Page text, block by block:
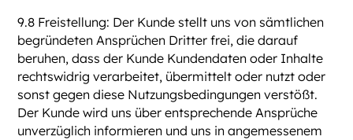
9.8 Freistellung: Der Kunde stellt uns von sämtlichen
begründeten Ansprüchen Dritter frei, die darauf
beruhen, dass der Kunde Kundendaten oder Inhalte
rechtswidrig verarbeitet, übermittelt oder nutzt oder
sonst gegen diese Nutzungsbedingungen verstößt.
Der Kunde wird uns über entsprechende Ansprüche
unverzüglich informieren und uns in angemessenem